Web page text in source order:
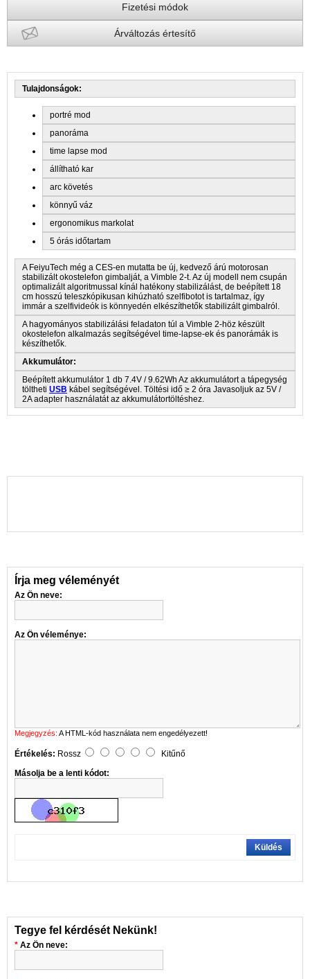
Fizetési módok
Árváltozás értesítő
Tulajdonságok:
portré mod
panoráma
time lapse mod
állítható kar
arc követés
könnyű váz
ergonomikus markolat
5 órás időtartam
A FeiyuTech még a CES-en mutatta be új, kedvező árú motorosan
stabilizált okostelefon gimbalját, a Vimble 2-t. Az új modell nem csupán
optimalizált algoritmussal kínál hatékony stabilizálást, de beépített 18
cm hosszú teleszkópikusan kihúzható szelfibotot is tartalmaz, így
immár a szelfivideók is könnyedén elkészíthetők stabilizált gimbalról.
A hagyományos stabilizálási feladaton túl a Vimble 2-höz készült
okostelefon alkalmazás segítségével time-lapse-ek és panorámák is
készíthetők.
Akkumulátor:
Beépített akkumulátor 1 db 7.4V / 9.62Wh Az akkumulátort a tápegység
töltheti USB kábel segítségével. Töltési idő ≥ 2 óra Javasoljuk az 5V /
2A adapter használatát az akkumulátortöltéshez.
Írja meg véleményét
Az Ön neve:
Az Ön véleménye:
Megjegyzés: A HTML-kód használata nem engedélyezett!
Értékelés: Rossz
Kitűnő
Másolja be a lenti kódot:
Küldés
Tegye fel kérdését Nekünk!
Az Ön neve: